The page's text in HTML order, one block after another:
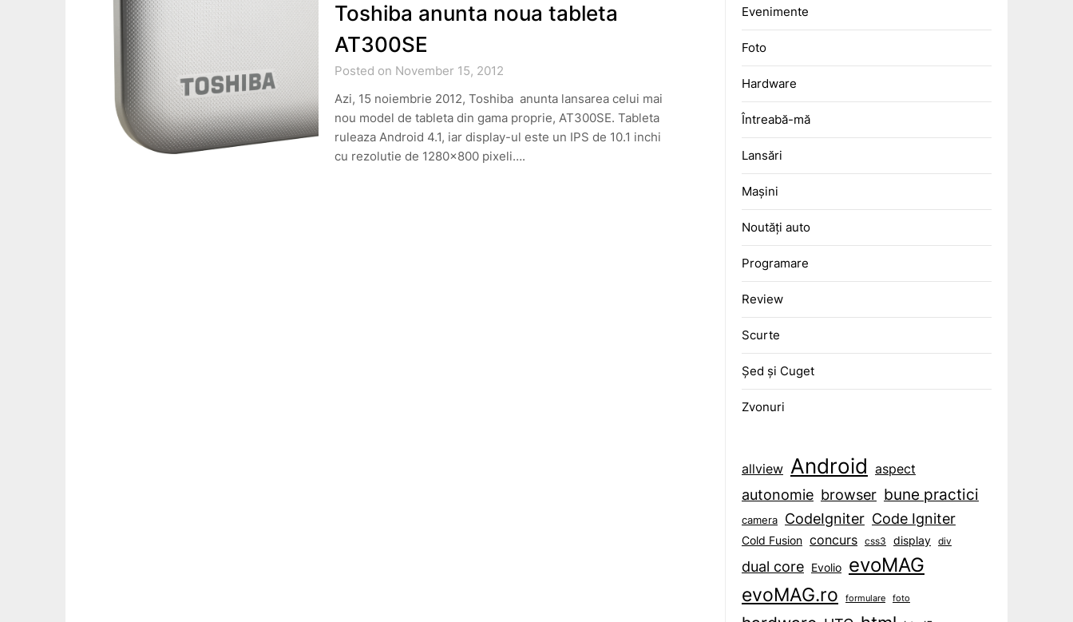
Toshiba anunta noua tableta
AT300SE
Posted on November 15, 2012
Azi, 15 noiembrie 2012, Toshiba anunta lansarea celui mai
nou model de tableta din gama proprie, AT300SE. Tableta
ruleaza Android 4.1, iar display-ul este un IPS de 10.1 inchi
cu rezolutie de 1280×800 pixeli….
Evenimente
Foto
Hardware
Întreabă-mă
Lansări
Mașini
Noutăți auto
Programare
Review
Scurte
Șed și Cuget
Zvonuri
allview Android aspect
autonomie browser bune practici
camera CodeIgniter Code Igniter
Cold Fusion concurs css3 display div
dual core Evolio evoMAG
evoMAG.ro formulare foto